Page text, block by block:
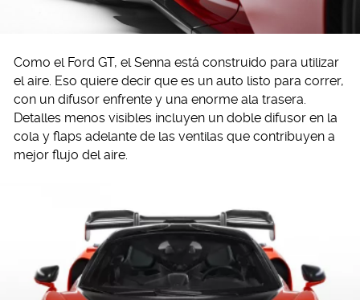
Como el Ford GT, el Senna está construido para utilizar
el aire. Eso quiere decir que es un auto listo para correr,
con un difusor enfrente y una enorme ala trasera.
Detalles menos visibles incluyen un doble difusor en la
cola y flaps adelante de las ventilas que contribuyen a
mejor flujo del aire.